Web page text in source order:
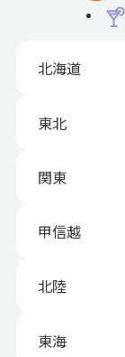
北海道
東北
関東
甲信越
北陸
東海